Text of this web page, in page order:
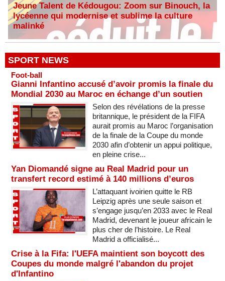
Jeune Talent de Kédougou: Zoom sur Binouch, la
lycéenne qui modernise et sublime la culture
malinké
SPORT NEWS
Foot-ball
Gianni Infantino accusé d’avoir promis la finale du
Mondial 2030 au Maroc en échange d’un soutien
Selon des révélations de la presse
britannique, le président de la FIFA
aurait promis au Maroc l’organisation
de la finale de la Coupe du monde
2030 afin d’obtenir un appui politique,
en pleine crise...
Yan Diomandé signe au Real Madrid pour un
transfert record estimé à 140 millions d’euros
L’attaquant ivoirien quitte le RB
Leipzig après une seule saison et
s’engage jusqu’en 2033 avec le Real
Madrid, devenant le joueur africain le
plus cher de l’histoire. Le Real
Madrid a officialisé...
Crise à la Fifa: l'UEFA maintient son boycott des
Coupes du monde malgré l'abandon du projet
d'Infantino